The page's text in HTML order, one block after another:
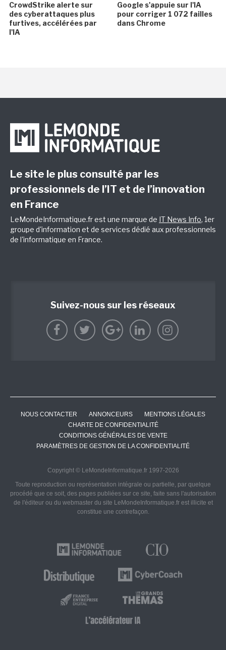
CrowdStrike alerte sur
des cyberattaques plus
furtives, accélérées par
l'IA
Google s'appuie sur l'IA
pour corriger 1 072 failles
dans Chrome
Le site le plus consulté par les
professionnels de l’IT et de l’innovation
en France
LeMondeInformatique.fr est une marque de IT News Info, 1er
groupe d'information et de services dédié aux professionnels
de l'informatique en France.
Suivez-nous sur les réseaux
NOUS CONTACTER ANNONCEURS
MENTIONS LÉGALES
CHARTE DE CONFIDENTIALITÉ
CONDITIONS GÉNÉRALES DE VENTE
PARAMÈTRES DE GESTION DE LA CONFIDENTIALITÉ
Copyright © LeMondeInformatique.fr 1997-2026
Toute reproduction ou représentation intégrale ou partielle, par quelque
procédé que ce soit, des pages publiées sur ce site, faite sans l'autorisation
de l'éditeur ou du webmaster du site LeMondeInformatique.fr est illicite et
constitue une contrefaçon.